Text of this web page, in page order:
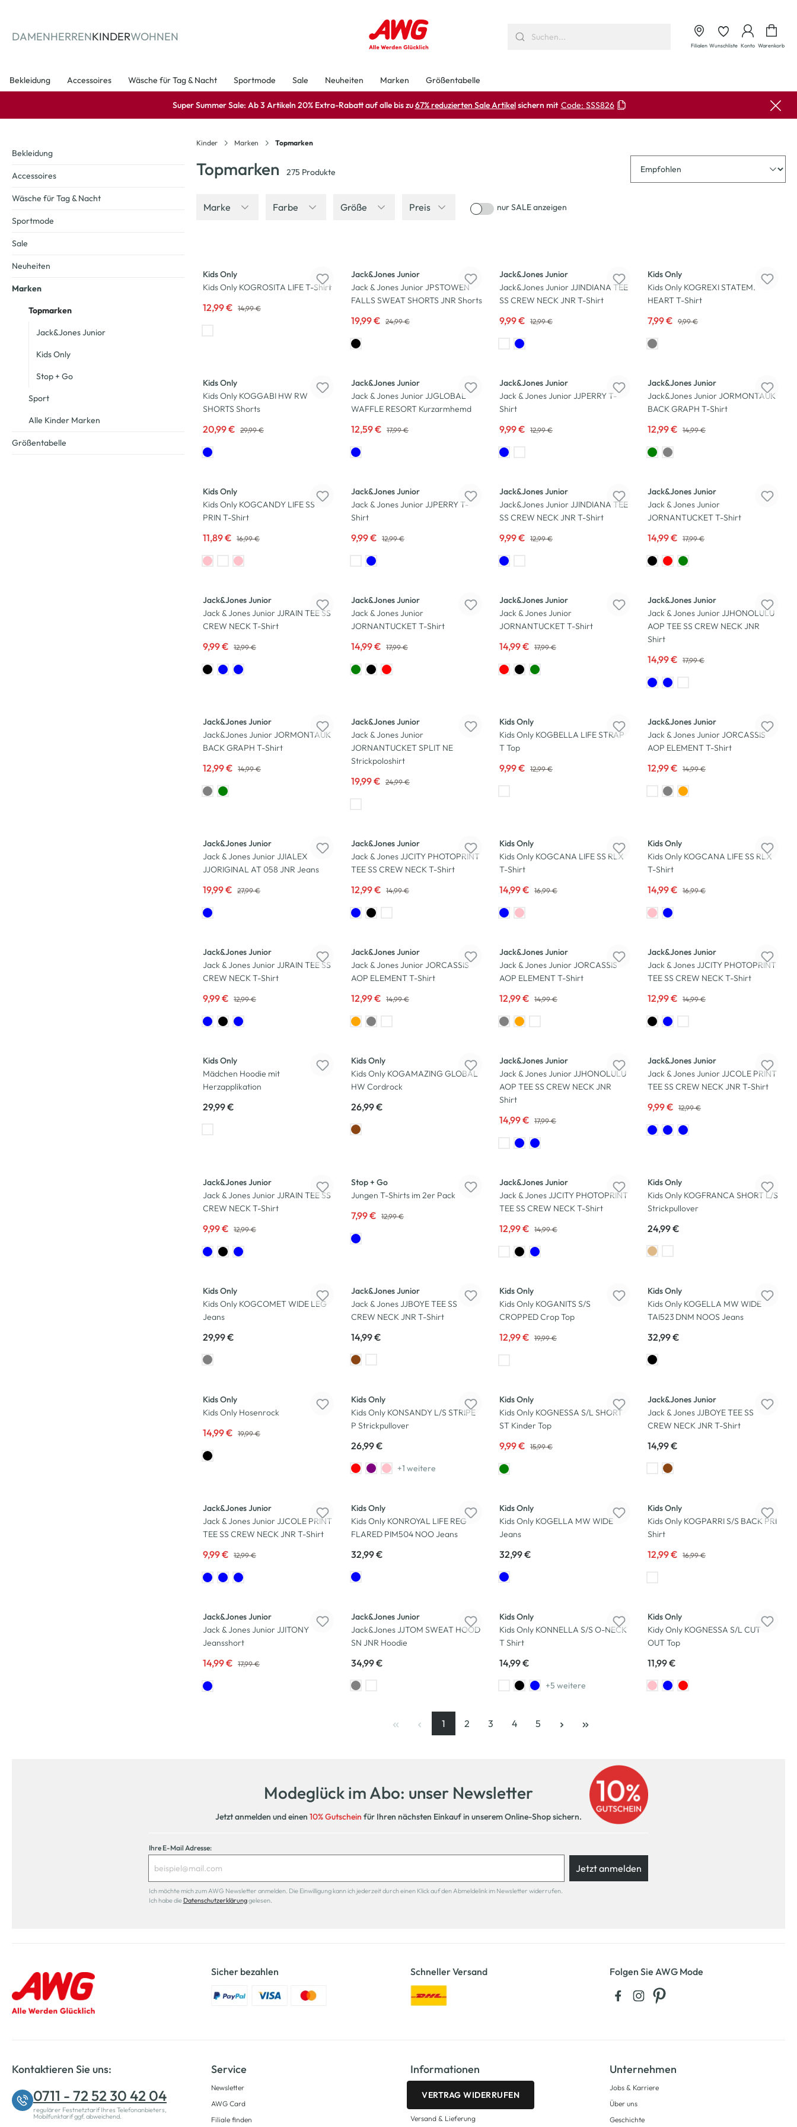
DAMENHERRENKINDERWOHNEN
Filialen Wunschliste Konto Warenkorb
Bekleidung Accessoires Wäsche für Tag & Nacht Sportmode Sale Neuheiten Marken Größentabelle
Super Summer Sale: Ab 3 Artikeln 20% Extra-Rabatt auf alle bis zu67% reduzierten Sale Artikelsichern mit Code: SSS826
Kinder Marken Topmarken
Topmarken 275 Produkte
Marke Farbe Größe Preis nur SALE anzeigen
Kids Only
Kids Only KOGROSITA LIFE T-Shirt
12,99 € 14,99 €
Jack&Jones Junior
Jack & Jones Junior JPSTOWEN
FALLS SWEAT SHORTS JNR Shorts
19,99 € 24,99 €
Jack&Jones Junior
Jack&Jones Junior JJINDIANA TEE
SS CREW NECK JNR T-Shirt
9,99 € 12,99 €
Kids Only
Kids Only KOGREXI STATEM.
HEART T-Shirt
7,99 € 9,99 €
Kids Only
Kids Only KOGGABI HW RW
SHORTS Shorts
20,99 € 29,99 €
Jack&Jones Junior
Jack & Jones Junior JJGLOBAL
WAFFLE RESORT Kurzarmhemd
12,59 € 17,99 €
Jack&Jones Junior
Jack & Jones Junior JJPERRY T-
Shirt
9,99 € 12,99 €
Jack&Jones Junior
Jack&Jones Junior JORMONTAUK
BACK GRAPH T-Shirt
12,99 € 14,99 €
Kids Only
Kids Only KOGCANDY LIFE SS
PRIN T-Shirt
11,89 € 16,99 €
Jack&Jones Junior
Jack & Jones Junior JJPERRY T-
Shirt
9,99 € 12,99 €
Jack&Jones Junior
Jack&Jones Junior JJINDIANA TEE
SS CREW NECK JNR T-Shirt
9,99 € 12,99 €
Jack&Jones Junior
Jack & Jones Junior
JORNANTUCKET T-Shirt
14,99 € 17,99 €
Jack&Jones Junior
Jack & Jones Junior JJRAIN TEE SS
CREW NECK T-Shirt
9,99 € 12,99 €
Jack&Jones Junior
Jack & Jones Junior
JORNANTUCKET T-Shirt
14,99 € 17,99 €
Jack&Jones Junior
Jack & Jones Junior
JORNANTUCKET T-Shirt
14,99 € 17,99 €
Jack&Jones Junior
Jack & Jones Junior JJHONOLULU
AOP TEE SS CREW NECK JNR
Shirt
14,99 € 17,99 €
Jack&Jones Junior
Jack&Jones Junior JORMONTAUK
BACK GRAPH T-Shirt
12,99 € 14,99 €
Jack&Jones Junior
Jack & Jones Junior
JORNANTUCKET SPLIT NE
Strickpoloshirt
19,99 € 24,99 €
Kids Only
Kids Only KOGBELLA LIFE STRAP
T Top
9,99 € 12,99 €
Jack&Jones Junior
Jack & Jones Junior JORCASSIS
AOP ELEMENT T-Shirt
12,99 € 14,99 €
Jack&Jones Junior
Jack & Jones Junior JJIALEX
JJORIGINAL AT 058 JNR Jeans
19,99 € 27,99 €
Jack&Jones Junior
Jack & Jones JJCITY PHOTOPRINT
TEE SS CREW NECK T-Shirt
12,99 € 14,99 €
Kids Only
Kids Only KOGCANA LIFE SS RLX
T-Shirt
14,99 € 16,99 €
Kids Only
Kids Only KOGCANA LIFE SS RLX
T-Shirt
14,99 € 16,99 €
Jack&Jones Junior
Jack & Jones Junior JJRAIN TEE SS
CREW NECK T-Shirt
9,99 € 12,99 €
Jack&Jones Junior
Jack & Jones Junior JORCASSIS
AOP ELEMENT T-Shirt
12,99 € 14,99 €
Jack&Jones Junior
Jack & Jones Junior JORCASSIS
AOP ELEMENT T-Shirt
12,99 € 14,99 €
Jack&Jones Junior
Jack & Jones JJCITY PHOTOPRINT
TEE SS CREW NECK T-Shirt
12,99 € 14,99 €
Kids Only
Mädchen Hoodie mit
Herzapplikation
29,99 €
Kids Only
Kids Only KOGAMAZING GLOBAL
HW Cordrock
26,99 €
Jack&Jones Junior
Jack & Jones Junior JJHONOLULU
AOP TEE SS CREW NECK JNR
Shirt
14,99 € 17,99 €
Jack&Jones Junior
Jack & Jones Junior JJCOLE PRINT
TEE SS CREW NECK JNR T-Shirt
9,99 € 12,99 €
Jack&Jones Junior
Jack & Jones Junior JJRAIN TEE SS
CREW NECK T-Shirt
9,99 € 12,99 €
Stop + Go
Jungen T-Shirts im 2er Pack
7,99 € 12,99 €
Jack&Jones Junior
Jack & Jones JJCITY PHOTOPRINT
TEE SS CREW NECK T-Shirt
12,99 € 14,99 €
Kids Only
Kids Only KOGFRANCA SHORT L/S
Strickpullover
24,99 €
Kids Only
Kids Only KOGCOMET WIDE LEG
Jeans
29,99 €
Jack&Jones Junior
Jack & Jones JJBOYE TEE SS
CREW NECK JNR T-Shirt
14,99 €
Kids Only
Kids Only KOGANITS S/S
CROPPED Crop Top
12,99 € 19,99 €
Kids Only
Kids Only KOGELLA MW WIDE
TAI523 DNM NOOS Jeans
32,99 €
Kids Only
Kids Only Hosenrock
14,99 € 19,99 €
Kids Only
Kids Only KONSANDY L/S STRIPE
P Strickpullover
26,99 €
+1 weitere
Kids Only
Kids Only KOGNESSA S/L SHORT
ST Kinder Top
9,99 € 15,99 €
Jack&Jones Junior
Jack & Jones JJBOYE TEE SS
CREW NECK JNR T-Shirt
14,99 €
Jack&Jones Junior
Jack & Jones Junior JJCOLE PRINT
TEE SS CREW NECK JNR T-Shirt
9,99 € 12,99 €
Kids Only
Kids Only KONROYAL LIFE REG
FLARED PIM504 NOO Jeans
32,99 €
Kids Only
Kids Only KOGELLA MW WIDE
Jeans
32,99 €
Kids Only
Kids Only KOGPARRI S/S BACK PRI
Shirt
12,99 € 16,99 €
Jack&Jones Junior
Jack & Jones Junior JJITONY
Jeansshort
14,99 € 17,99 €
Jack&Jones Junior
Jack&Jones JJTOM SWEAT HOOD
SN JNR Hoodie
34,99 €
Kids Only
Kids Only KONNELLA S/S O-NECK
T Shirt
14,99 €
+5 weitere
Kids Only
Kidy Only KOGNESSA S/L CUT
OUT Top
11,99 €
Seite
1
, aktuelle Seite
Seite
2
Seite
3
Seite
4
Seite
5
Bekleidung
Accessoires
Wäsche für Tag & Nacht
Sportmode
Sale
Neuheiten
Marken
Topmarken
Jack&Jones Junior
Kids Only
Stop + Go
Sport
Alle Kinder Marken
Größentabelle
Modeglück im Abo: unser Newsletter
Jetzt anmelden und einen 10% Gutschein für Ihren nächsten Einkauf in unserem Online-Shop sichern.
Ihre E-Mail Adresse:
Jetzt anmelden
Ich möchte mich zum AWG Newsletter anmelden. Die Einwilligung kann ich jederzeit durch einen Klick auf den Abmeldelink im Newsletter widerrufen.
Ich habe die Datenschutzerklärunggelesen.
Sicher bezahlen Schneller Versand Folgen Sie AWG Mode
Kontaktieren Sie uns:
0711 - 72 52 30 42 04
regulärer Festnetztarif Ihres Telefonanbieters,
Mobilfunktarif ggf. abweichend.
Service
Newsletter
AWG Card
Filiale finden
Informationen
VERTRAG WIDERRUFEN
Versand & Lieferung
Unternehmen
Jobs & Karriere
Über uns
Geschichte